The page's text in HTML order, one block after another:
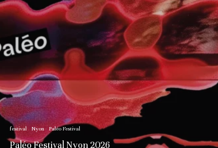
festival Nyon Paléo Festival
Paléo Festival Nyon 2026